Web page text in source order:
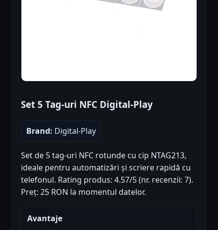
Set 5 Tag-uri NFC Digital-Play
Brand: Digital-Play
Set de 5 tag-uri NFC rotunde cu cip NTAG213,
ideale pentru automatizări și scriere rapidă cu
telefonul. Rating produs: 4.57/5 (nr. recenzii: 7).
Preț: 25 RON la momentul datelor.
Avantaje